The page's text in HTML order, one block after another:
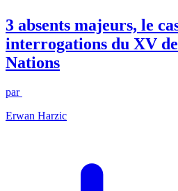
3 absents majeurs, le
interrogations du XV
Nations
par
Erwan Harzic